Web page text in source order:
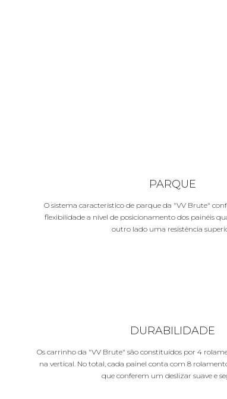
PARQUE
O sistema característico de parque da "VV Brute"
flexibilidade a nível de posicionamento dos painéis
outro lado uma resistência
DURABILIDADE
Os carrinho da "VV Brute" são constituídos por 4
na vertical. No total, cada painel conta com 8
que conferem um deslizar suave e